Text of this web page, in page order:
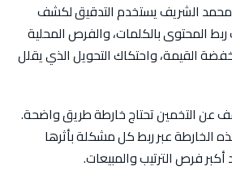
الشريف يستخدم التدقيق لكشف
المحتوى بالكلمات، والفرص المحلية
القيمة، واحتكاك التحويل الذي يقلل
عن التخمين تحتاج خارطة طريق واضحة.
الخارطة عبر ربط كل مشكلة بأثرها
أكبر فرص الترتيب والمبيعات.